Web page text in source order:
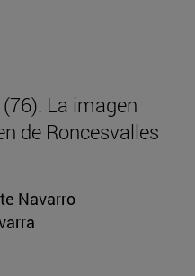
La imagen
de Roncesvalles
Navarro